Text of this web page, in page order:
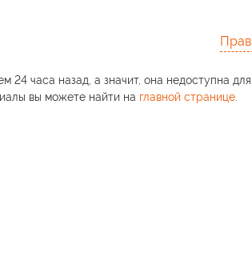
24 часа назад, а значит, она недоступна для
вы можете найти на главной странице.